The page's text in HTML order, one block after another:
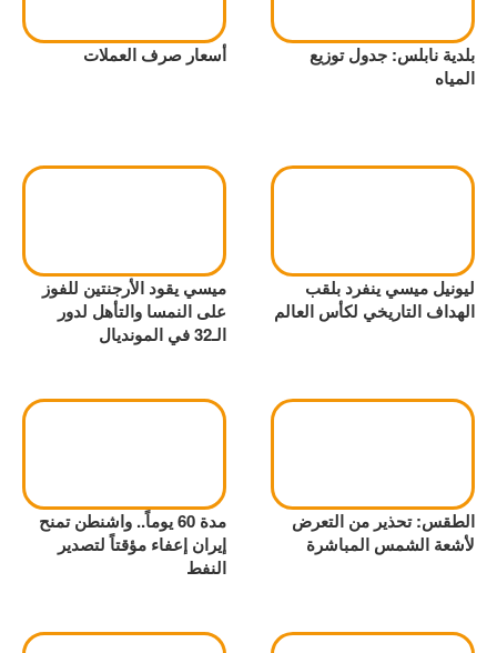
بلدية نابلس: جدول توزيع
المياه
أسعار صرف العملات
ليونيل ميسي ينفرد بلقب
الهداف التاريخي لكأس العالم
ميسي يقود الأرجنتين للفوز
على النمسا والتأهل لدور
الـ32 في المونديال
الطقس: تحذير من التعرض
لأشعة الشمس المباشرة
مدة 60 يوماً.. واشنطن تمنح
إيران إعفاء مؤقتاً لتصدير
النفط